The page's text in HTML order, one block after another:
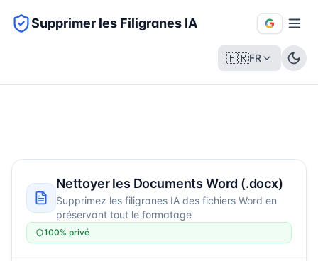
Supprimer les Filigranes IA
🇫🇷FR
Nettoyer les Documents Word (.docx)
Supprimez les filigranes IA des fichiers Word en
préservant tout le formatage
100% privé